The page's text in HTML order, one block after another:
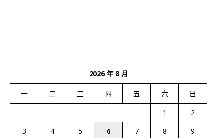
2026 年 8 月
一 二 三 四 五 六 日
1
2
3
4 5 6 7 8
9